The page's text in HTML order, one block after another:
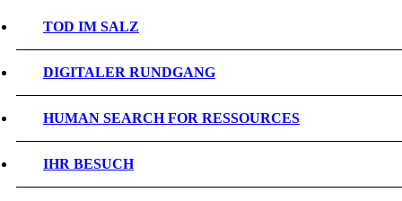
TOD IM SALZ
DIGITALER RUNDGANG
HUMAN SEARCH FOR RESSOURCES
IHR BESUCH